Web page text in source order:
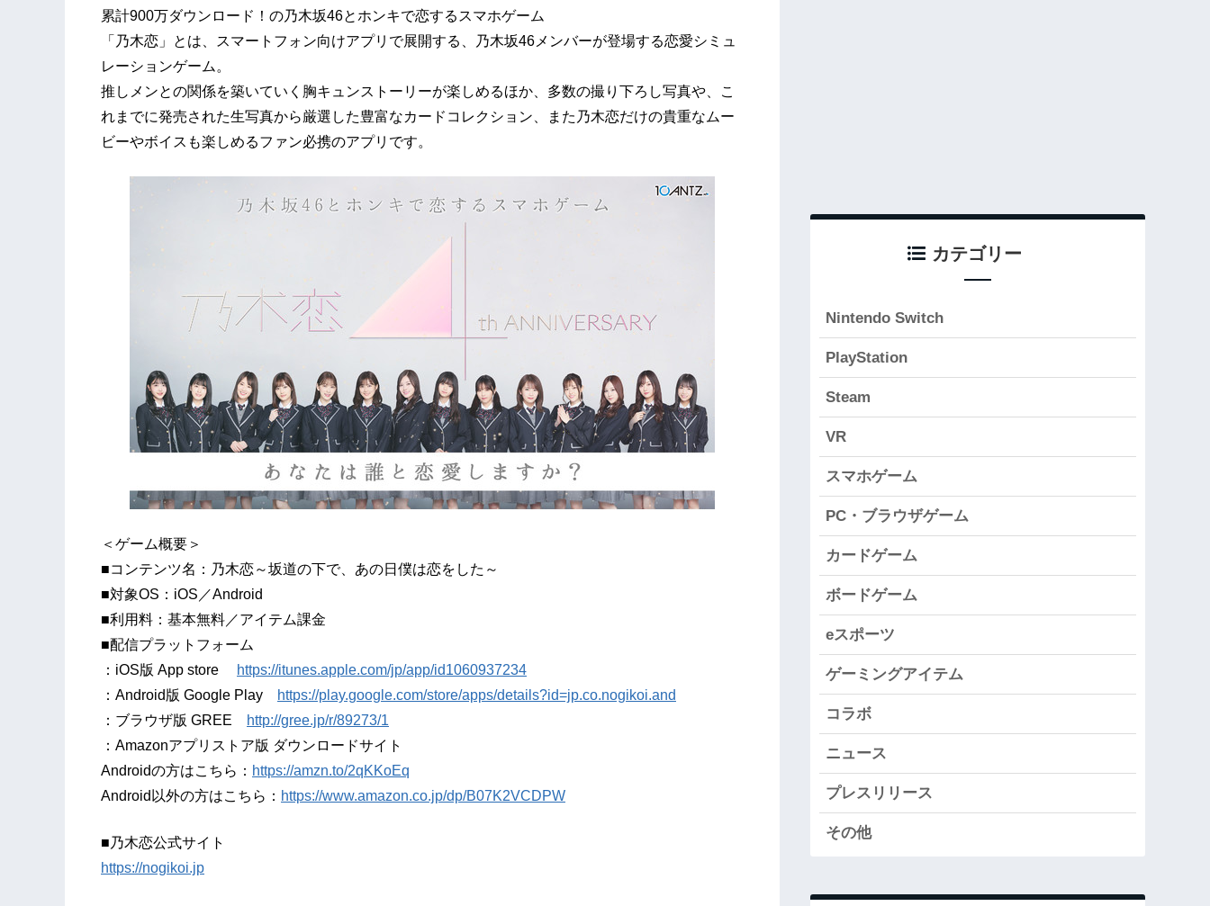
累計900万ダウンロード！の乃木坂46とホンキで恋するスマホゲーム
「乃木恋」とは、スマートフォン向けアプリで展開する、乃木坂46メンバーが登場する恋愛シミュ
レーションゲーム。
推しメンとの関係を築いていく胸キュンストーリーが楽しめるほか、多数の撮り下ろし写真や、こ
れまでに発売された生写真から厳選した豊富なカードコレクション、また乃木恋だけの貴重なムー
ビーやボイスも楽しめるファン必携のアプリです。
＜ゲーム概要＞
■コンテンツ名：乃木恋～坂道の下で、あの日僕は恋をした～
■対象OS：iOS／Android
■利用料：基本無料／アイテム課金
■配信プラットフォーム
：iOS版 App store
https://itunes.apple.com/jp/app/id1060937234
：Android版 Google Play
https://play.google.com/store/apps/details?id=jp.co.nogikoi.and
：ブラウザ版 GREE
http://gree.jp/r/89273/1
：Amazonアプリストア版 ダウンロードサイト
Androidの方はこちら： https://amzn.to/2qKKoEq
Android以外の方はこちら： https://www.amazon.co.jp/dp/B07K2VCDPW
■乃木恋公式サイト
https://nogikoi.jp
カテゴリー
Nintendo Switch
PlayStation
Steam
VR
スマホゲーム
PC・ブラウザゲーム
カードゲーム
ボードゲーム
eスポーツ
ゲーミングアイテム
コラボ
ニュース
プレスリリース
その他